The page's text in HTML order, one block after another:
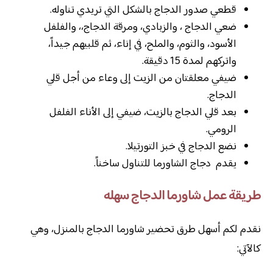
قطعي صدور الدجاج بالشكل التي تريدي تناوله.
ضعي الدجاج ، والزبادي، ومرقة الدجاج،، والفلفل
الأسود، والثوم، والملح، في إناء، ثم قلبيهم جيداً،
واتركهم لمدة 15 دقيقة.
ضيفي معلقتان من الزيت إلى وعاء من أجل قلي
الدجاج.
بعد قلي الدجاج بالزيت، ضيفي إلى الأناء الفلفل
الرومي.
نضع الدجاج في خبز التورتيلا.
يقدم دجاج الشاورما للتناول ساخناً.
طريقة عمل شاورما الدجاج سهله
نقدم لكم أسهل طرق تحضير شاورما الدجاج بالمنزل، وهي
كالآتي: